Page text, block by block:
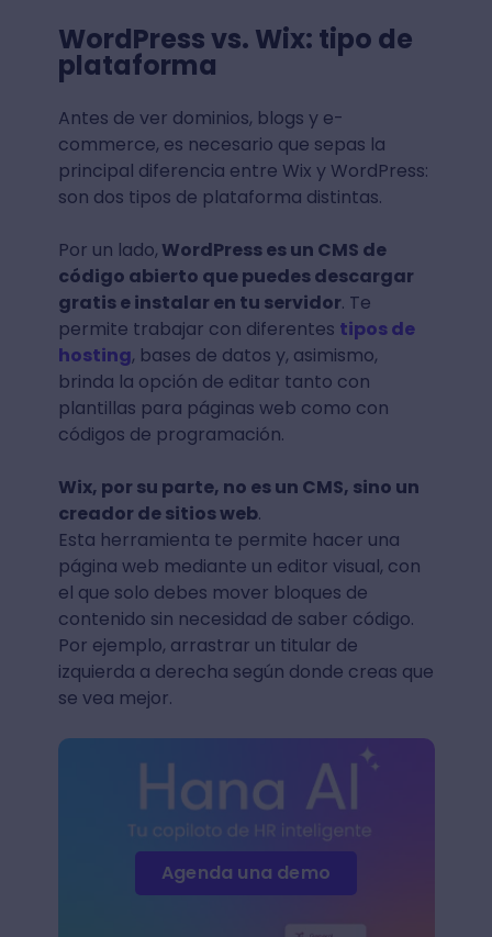
WordPress vs. Wix: tipo de
plataforma
Antes de ver dominios, blogs y e-
commerce, es necesario que sepas la
principal diferencia entre Wix y WordPress:
son dos tipos de plataforma distintas.
Por un lado, WordPress es un CMS de
código abierto que puedes descargar
gratis e instalar en tu servidor. Te
permite trabajar con diferentes tipos de
hosting, bases de datos y, asimismo,
brinda la opción de editar tanto con
plantillas para páginas web como con
códigos de programación.
Wix, por su parte, no es un CMS, sino un
creador de sitios web.
Esta herramienta te permite hacer una
página web mediante un editor visual, con
el que solo debes mover bloques de
contenido sin necesidad de saber código.
Por ejemplo, arrastrar un titular de
izquierda a derecha según donde creas que
se vea mejor.
Agenda una demo